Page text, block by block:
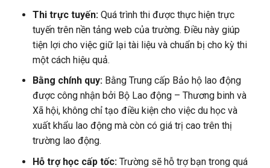
Thi trực tuyến:Quá trình thi được thực hiện trực
tuyến trên nền tảng web của trường. Điều này giúp
tiện lợi cho việc giữ lại tài liệu và chuẩn bị cho kỳ thi
một cách hiệu quả.
Bằng chính quy:Bằng Trung cấp Bảo hộ lao động
được công nhận bởi Bộ Lao động – Thương binh và
Xã hội, không chỉ tạo điều kiện cho việc du học và
xuất khẩu lao động mà còn có giá trị cao trên thị
trường lao động.
Hỗ trợ học cấp tốc:Trường sẽ hỗ trợ bạn trong quá